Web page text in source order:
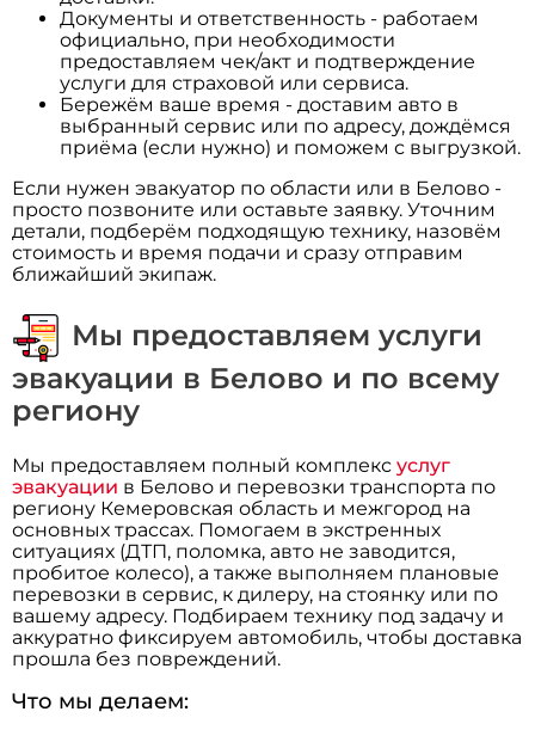
Документы и ответственность - работаем
официально, при необходимости
предоставляем чек/акт и подтверждение
услуги для страховой или сервиса.
Бережём ваше время - доставим авто в
выбранный сервис или по адресу, дождёмся
приёма (если нужно) и поможем с выгрузкой.
Если нужен эвакуатор по области или в Белово -
просто позвоните или оставьте заявку. Уточним
детали, подберём подходящую технику, назовём
стоимость и время подачи и сразу отправим
ближайший экипаж.
Мы предоставляем услуги
эвакуации в Белово и по всему
региону
Мы предоставляем полный комплексуслуг
эвакуации в Белово и перевозки транспорта по
региону Кемеровская область и межгород на
основных трассах. Помогаем в экстренных
ситуациях (ДТП, поломка, авто не заводится,
пробитое колесо), а также выполняем плановые
перевозки в сервис, к дилеру, на стоянку или по
вашему адресу. Подбираем технику под задачу и
аккуратно фиксируем автомобиль, чтобы доставка
прошла без повреждений.
Что мы делаем: